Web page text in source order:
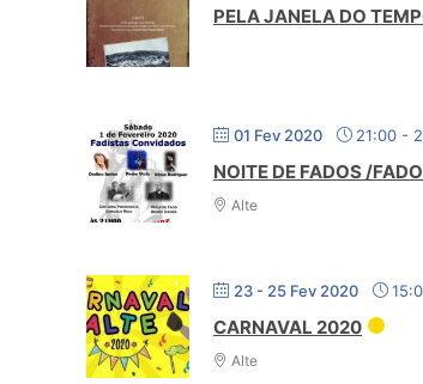
PELA JANELA DO
01 Fev 2020 21:00 -
NOITE DE FADOS /
Alte
23 - 25 Fev 2020
CARNAVAL 2020
Alte